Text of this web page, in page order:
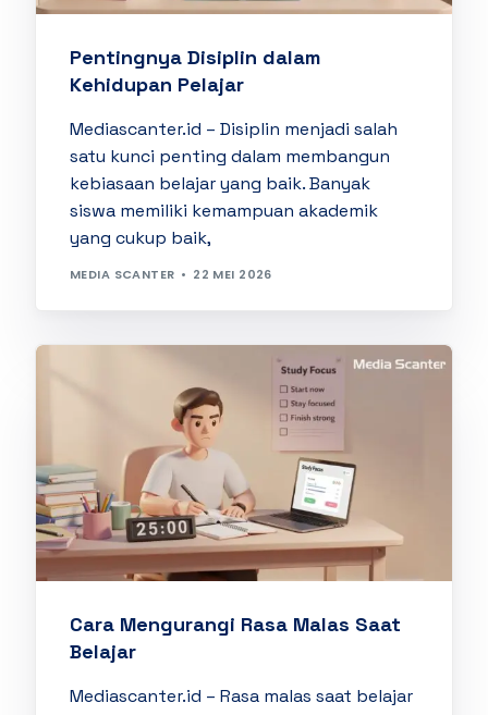
Pentingnya Disiplin dalam
Kehidupan Pelajar
Mediascanter.id – Disiplin menjadi salah
satu kunci penting dalam membangun
kebiasaan belajar yang baik. Banyak
siswa memiliki kemampuan akademik
yang cukup baik,
MEDIA SCANTER 22 MEI 2026
Cara Mengurangi Rasa Malas Saat
Belajar
Mediascanter.id – Rasa malas saat belajar